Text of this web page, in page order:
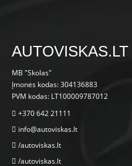
AUTOVISKAS.LT
MB "Skolas"
Įmonės kodas: 304136883
PVM kodas: LT100009787012
+370 642 21111
info@autoviskas.lt
/autoviskas.lt
/autoviskas.lt